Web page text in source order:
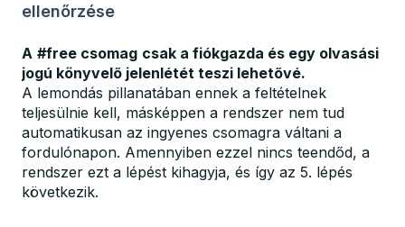
ellenőrzése
A #free csomag csak a fiókgazda és egy olvasási
jogú könyvelő jelenlétét teszi lehetővé.
A lemondás pillanatában ennek a feltételnek
teljesülnie kell, másképpen a rendszer nem tud
automatikusan az ingyenes csomagra váltani a
fordulónapon. Amennyiben ezzel nincs teendőd, a
rendszer ezt a lépést kihagyja, és így az 5. lépés
következik.